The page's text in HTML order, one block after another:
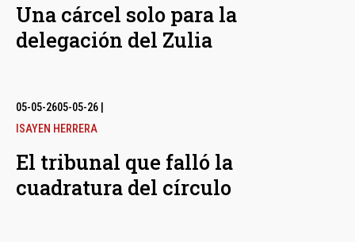
Una cárcel solo para la
delegación del Zulia
05-05-2605-05-26
ISAYEN HERRERA
El tribunal que falló la
cuadratura del círculo